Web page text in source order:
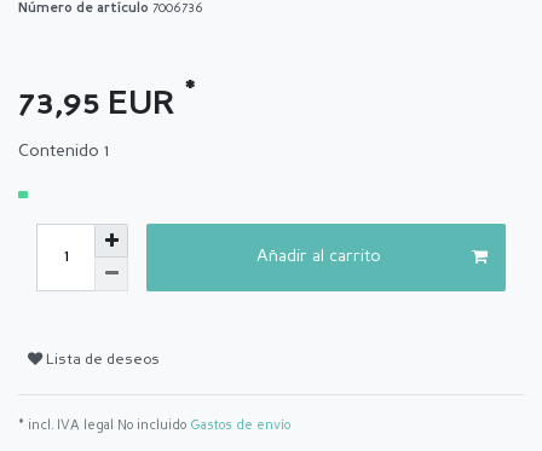
Número de artículo 7006736
73,95 EUR *
Contenido 1
Añadir al carrito
Lista de deseos
* incl. IVA legal No incluido Gastos de envío